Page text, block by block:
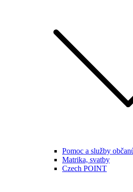
Pomoc a služby
Matrika, svatby
Czech POINT